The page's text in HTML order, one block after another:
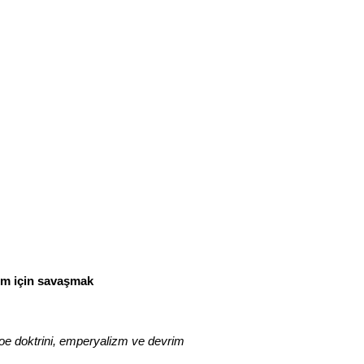
için savaşmak
doktrini, emperyalizm ve devrim